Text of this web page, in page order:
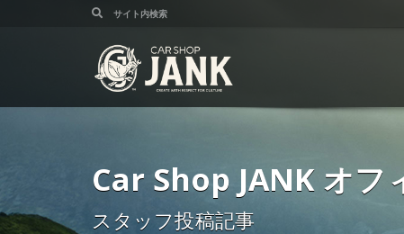
Car Shop JANK オフ
スタッフ投稿記事